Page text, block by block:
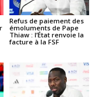
Refus de paiement des
émoluments de Pape
Thiaw : l’État renvoie la
facture à la FSF